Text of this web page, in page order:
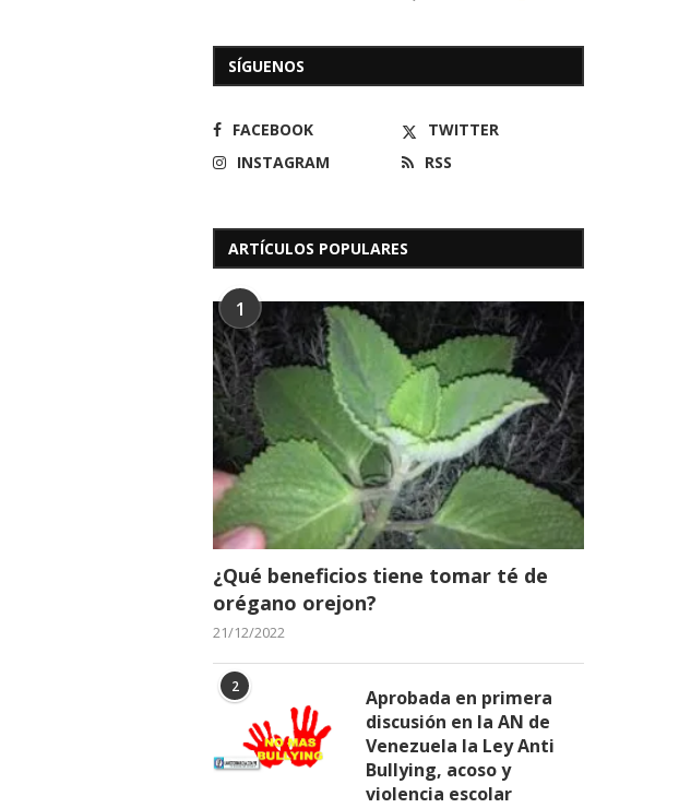
SÍGUENOS
FACEBOOK
TWITTER
INSTAGRAM
RSS
ARTÍCULOS POPULARES
1
¿Qué beneficios tiene tomar té de
orégano orejon?
21/12/2022
2
Aprobada en primera
discusión en la AN de
Venezuela la Ley Anti
Bullying, acoso y
violencia escolar